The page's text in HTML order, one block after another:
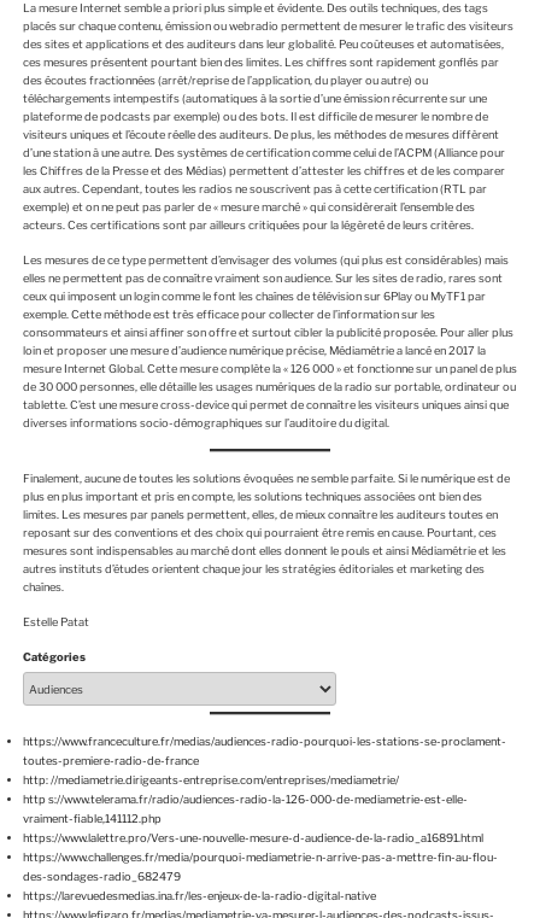
La mesure Internet semble a priori plus simple et évidente. Des outils techniques, des tags
placés sur chaque contenu, émission ou webradio permettent de mesurer le trafic des visiteurs
des sites et applications et des auditeurs dans leur globalité. Peu coûteuses et automatisées,
ces mesures présentent pourtant bien des limites. Les chiffres sont rapidement gonflés par
des écoutes fractionnées (arrêt/reprise de l’application, du player ou autre) ou
téléchargements intempestifs (automatiques à la sortie d’une émission récurrente sur une
plateforme de podcasts par exemple) ou des bots. Il est difficile de mesurer le nombre de
visiteurs uniques et l’écoute réelle des auditeurs. De plus, les méthodes de mesures diffèrent
d’une station à une autre. Des systèmes de certification comme celui de l’ACPM (Alliance pour
les Chiffres de la Presse et des Médias) permettent d’attester les chiffres et de les comparer
aux autres. Cependant, toutes les radios ne souscrivent pas à cette certification (RTL par
exemple) et on ne peut pas parler de « mesure marché » qui considèrerait l’ensemble des
acteurs. Ces certifications sont par ailleurs critiquées pour la légèreté de leurs critères.
Les mesures de ce type permettent d’envisager des volumes (qui plus est considérables) mais
elles ne permettent pas de connaître vraiment son audience. Sur les sites de radio, rares sont
ceux qui imposent un login comme le font les chaînes de télévision sur 6Play ou MyTF1 par
exemple. Cette méthode est très efficace pour collecter de l’information sur les
consommateurs et ainsi affiner son offre et surtout cibler la publicité proposée. Pour aller plus
loin et proposer une mesure d’audience numérique précise, Médiamétrie a lancé en 2017 la
mesure Internet Global. Cette mesure complète la « 126 000 » et fonctionne sur un panel de plus
de 30 000 personnes, elle détaille les usages numériques de la radio sur portable, ordinateur ou
tablette. C’est une mesure cross-device qui permet de connaître les visiteurs uniques ainsi que
diverses informations socio-démographiques sur l’auditoire du digital.
Finalement, aucune de toutes les solutions évoquées ne semble parfaite. Si le numérique est de
plus en plus important et pris en compte, les solutions techniques associées ont bien des
limites. Les mesures par panels permettent, elles, de mieux connaître les auditeurs toutes en
reposant sur des conventions et des choix qui pourraient être remis en cause. Pourtant, ces
mesures sont indispensables au marché dont elles donnent le pouls et ainsi Médiamétrie et les
autres instituts d’études orientent chaque jour les stratégies éditoriales et marketing des
chaînes.
Estelle Patat
Catégories
https://www.franceculture.fr/medias/audiences-radio-pourquoi-les-stations-se-proclament-
toutes-premiere-radio-de-france
http: //mediametrie.dirigeants-entreprise.com/entreprises/mediametrie/
http s://www.telerama.fr/radio/audiences-radio-la-126-000-de-mediametrie-est-elle-
vraiment-fiable,141112.php
https://www.lalettre.pro/Vers-une-nouvelle-mesure-d-audience-de-la-radio_a16891.html
https://www.challenges.fr/media/pourquoi-mediametrie-n-arrive-pas-a-mettre-fin-au-flou-
des-sondages-radio_682479
https://larevuedesmedias.ina.fr/les-enjeux-de-la-radio-digital-native
https://www.lefigaro.fr/medias/mediametrie-va-mesurer-l-audiences-des-podcasts-issus-